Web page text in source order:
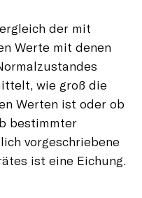
der mit
Werte mit denen
wie groß die
Werten ist oder ob
bestimmter
vorgeschriebene
ist eine Eichung.